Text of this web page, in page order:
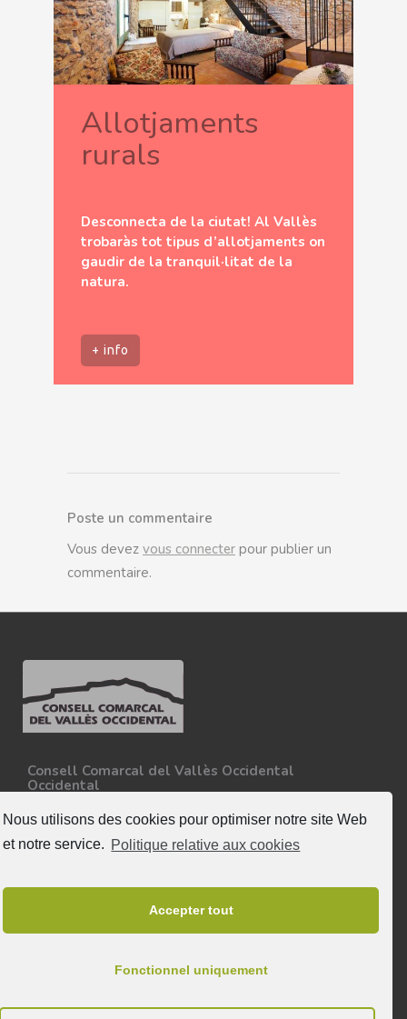
Nous utilisons des cookies pour optimiser notre site Web
et notre service. Politique relative aux cookies
Accepter tout
Fonctionnel uniquement
Allotjaments
rurals
Desconnecta de la ciutat! Al Vallès
trobaràs tot tipus d’allotjaments on
gaudir de la tranquil·litat de la
natura.
+ info
Poste un commentaire
Vous devez vous connecter pour publier un
commentaire.
Consell Comarcal del Vallès Occidental
Occidental
08227 - Terrassa
Tel. 93 727 35 34